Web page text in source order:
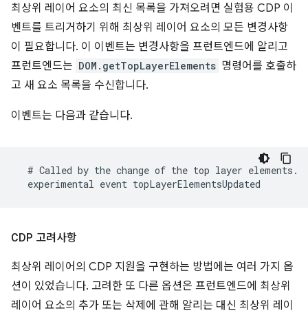
최상위 레이어 요소의 최신 목록을 가져오려면 실험용 CDP 이
벤트를 트리거하기 위해 최상위 레이어 요소의 모든 변경사항
이 필요합니다. 이 이벤트는 변경사항을 프런트엔드에 알리고
프런트엔드는 DOM.getTopLayerElements 명령어를 호출하
고 새 요소 목록을 수신합니다.
이벤트는 다음과 같습니다.
CDP 고려사항
최상위 레이어의 CDP 지원을 구현하는 방법에는 여러 가지 옵
션이 있었습니다. 고려한 또 다른 옵션은 프런트엔드에 최상위
레이어 요소의 추가 또는 삭제에 관해 알리는 대신 최상위 레이